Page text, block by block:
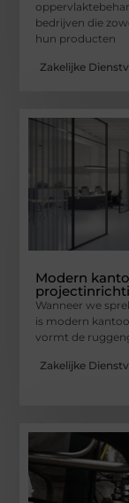
bedrijven die
hun producten
Zakelijke
Modern
Wanneer we
is modern
vormt de
Zakelijke